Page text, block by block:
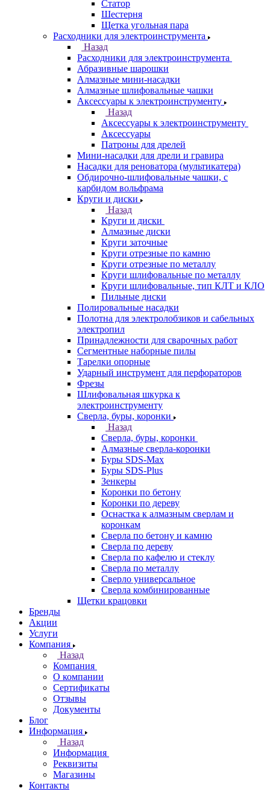
Статор
Шестерня
Щетка угольная пара
Расходники для электроинструмента
Назад
Расходники для электроинструмента
Абразивные шарошки
Алмазные мини-насадки
Алмазные шлифовальные чашки
Аксессуары к электроинструменту
Назад
Аксессуары к электроинструменту
Аксессуары
Патроны для дрелей
Мини-насадки для дрели и гравира
Насадки для реноватора (мультикатера)
Обдирочно-шлифовальные чашки, с
карбидом вольфрама
Круги и диски
Назад
Круги и диски
Алмазные диски
Круги заточные
Круги отрезные по камню
Круги отрезные по металлу
Круги шлифовальные по металлу
Круги шлифовальные, тип КЛТ и КЛО
Пильные диски
Полировальные насадки
Полотна для электролобзиков и сабельных
электропил
Принадлежности для сварочных работ
Сегментные наборные пилы
Тарелки опорные
Ударный инструмент для перфораторов
Фрезы
Шлифовальная шкурка к
электроинструменту
Сверла, буры, коронки
Назад
Сверла, буры, коронки
Алмазные сверла-коронки
Буры SDS-Max
Буры SDS-Plus
Зенкеры
Коронки по бетону
Коронки по дереву
Оснастка к алмазным сверлам и
коронкам
Сверла по бетону и камню
Сверла по дереву
Сверла по кафелю и стеклу
Сверла по металлу
Сверло универсальное
Сверла комбинированные
Щетки крацовки
Бренды
Акции
Услуги
Компания
Назад
Компания
О компании
Сертификаты
Отзывы
Документы
Блог
Информация
Назад
Информация
Реквизиты
Магазины
Контакты